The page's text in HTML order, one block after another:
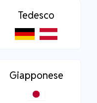
Tedesco
Giapponese